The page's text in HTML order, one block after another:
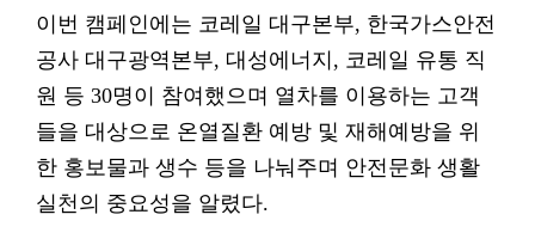
이번 캠페인에는 코레일 대구본부, 한국가스안전
공사 대구광역본부, 대성에너지, 코레일 유통 직
원 등 30명이 참여했으며 열차를 이용하는 고객
들을 대상으로 온열질환 예방 및 재해예방을 위
한 홍보물과 생수 등을 나눠주며 안전문화 생활
실천의 중요성을 알렸다.